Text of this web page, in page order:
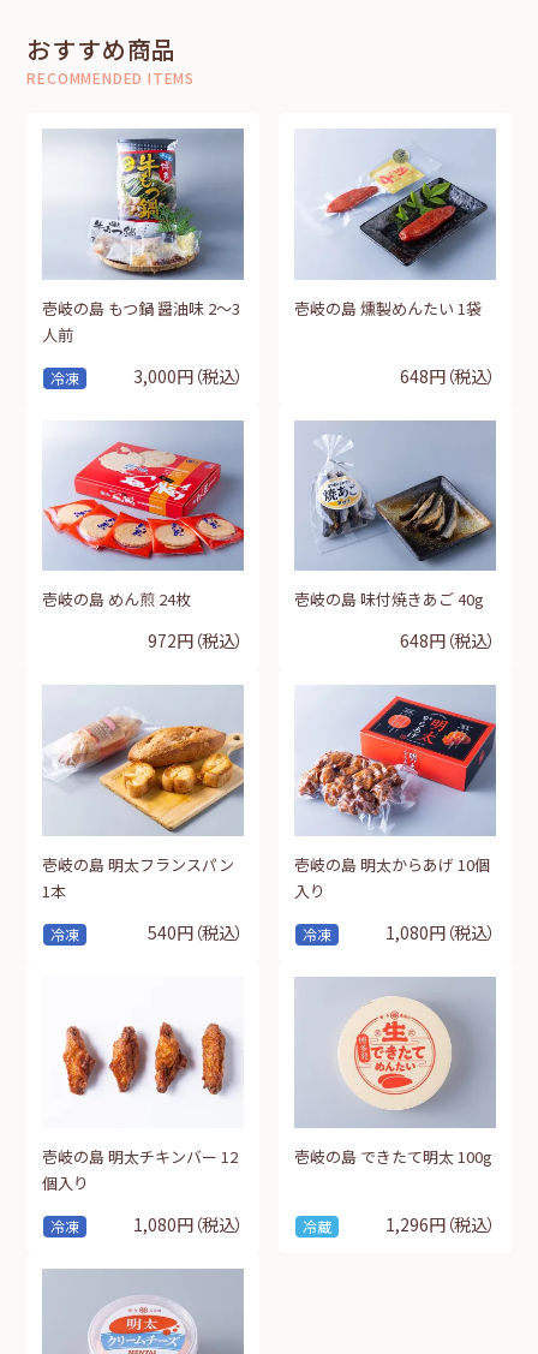
おすすめ商品
RECOMMENDED ITEMS
冷凍
壱岐の島 もつ鍋 醤油味 2～3
人前
3,000円（税込）
壱岐の島 燻製めんたい 1袋
648円（税込）
壱岐の島 めん煎 24枚
972円（税込）
壱岐の島 味付焼きあご 40g
648円（税込）
冷凍
壱岐の島 明太フランスパン
1本
540円（税込） 冷凍
壱岐の島 明太からあげ 10個
入り
1,080円（税込）
冷凍
壱岐の島 明太チキンバー 12
個入り
1,080円（税込） 冷蔵
壱岐の島 できたて明太 100g
1,296円（税込）